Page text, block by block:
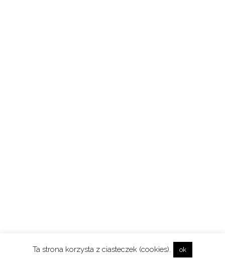
Ta strona korzysta z ciasteczek (cookies). ok